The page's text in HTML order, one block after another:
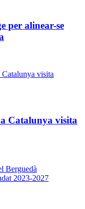
per alinear-se
Catalunya visita